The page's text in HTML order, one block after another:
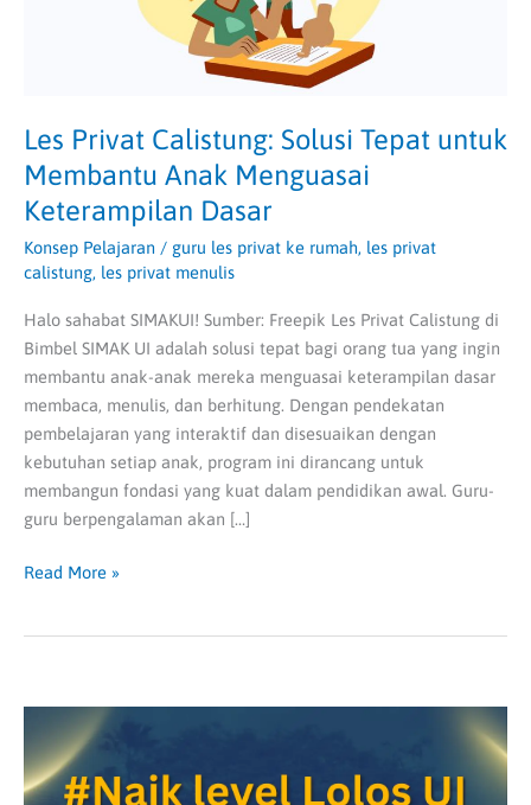
Les Privat Calistung: Solusi Tepat untuk
Membantu Anak Menguasai
Keterampilan Dasar
Konsep Pelajaran / guru les privat ke rumah, les privat
calistung, les privat menulis
Halo sahabat SIMAKUI! Sumber: Freepik Les Privat Calistung di
Bimbel SIMAK UI adalah solusi tepat bagi orang tua yang ingin
membantu anak-anak mereka menguasai keterampilan dasar
membaca, menulis, dan berhitung. Dengan pendekatan
pembelajaran yang interaktif dan disesuaikan dengan
kebutuhan setiap anak, program ini dirancang untuk
membangun fondasi yang kuat dalam pendidikan awal. Guru-
guru berpengalaman akan […]
Read More »